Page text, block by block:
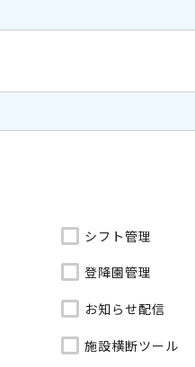
シフト管理
登降園管理
お知らせ配信
施設横断ツール